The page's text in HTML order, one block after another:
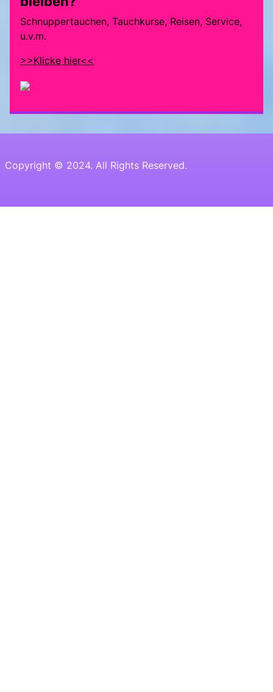
Schnuppertauchen, Tauchkurse, Reisen, Service,
u.v.m.
>>Klicke hier<<
Copyright © 2024. All Rights Reserved.